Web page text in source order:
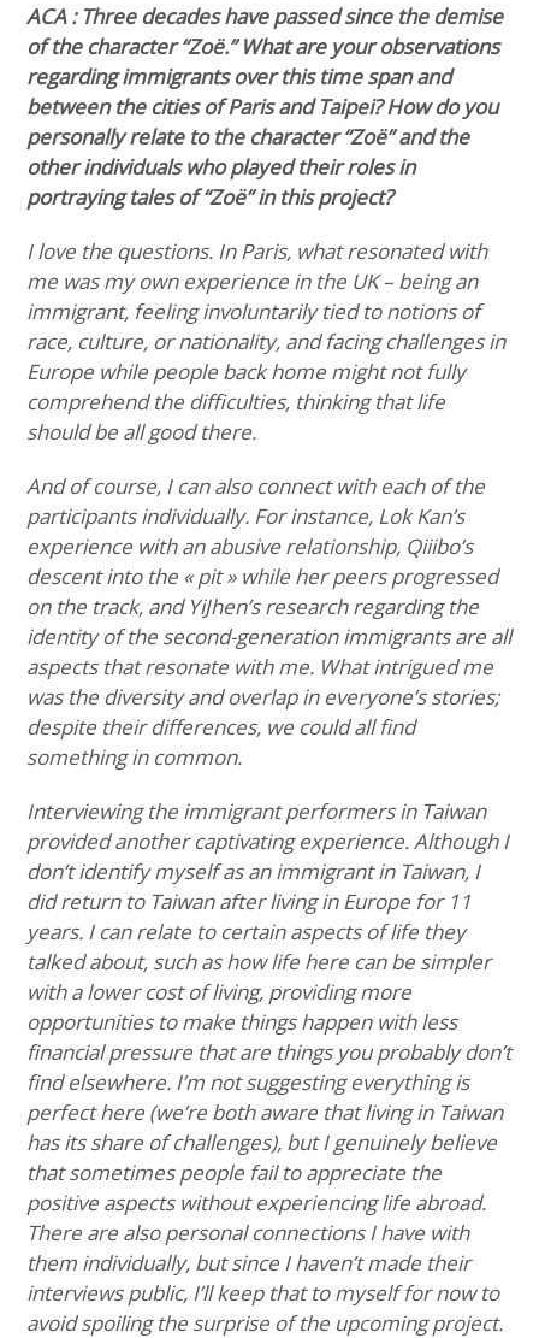
ACA : Three decades have passed since the demise
of the character “Zoë.” What are your observations
regarding immigrants over this time span and
between the cities of Paris and Taipei? How do you
personally relate to the character “Zoë” and the
other individuals who played their roles in
portraying tales of “Zoë” in this project?
I love the questions. In Paris, what resonated with
me was my own experience in the UK – being an
immigrant, feeling involuntarily tied to notions of
race, culture, or nationality, and facing challenges in
Europe while people back home might not fully
comprehend the difficulties, thinking that life
should be all good there.
And of course, I can also connect with each of the
participants individually. For instance, Lok Kan’s
experience with an abusive relationship, Qiiibo’s
descent into the « pit » while her peers progressed
on the track, and YiJhen’s research regarding the
identity of the second-generation immigrants are all
aspects that resonate with me. What intrigued me
was the diversity and overlap in everyone’s stories;
despite their differences, we could all find
something in common.
Interviewing the immigrant performers in Taiwan
provided another captivating experience. Although I
don’t identify myself as an immigrant in Taiwan, I
did return to Taiwan after living in Europe for 11
years. I can relate to certain aspects of life they
talked about, such as how life here can be simpler
with a lower cost of living, providing more
opportunities to make things happen with less
financial pressure that are things you probably don’t
find elsewhere. I’m not suggesting everything is
perfect here (we’re both aware that living in Taiwan
has its share of challenges), but I genuinely believe
that sometimes people fail to appreciate the
positive aspects without experiencing life abroad.
There are also personal connections I have with
them individually, but since I haven’t made their
interviews public, I’ll keep that to myself for now to
avoid spoiling the surprise of the upcoming project.